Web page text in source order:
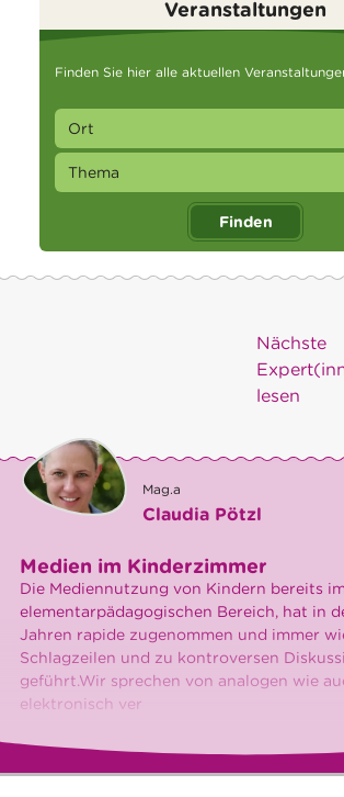
Veranstaltungen
Finden Sie hier alle aktuellen
Finden
Nächste
lesen
Mag.a
Claudia Pötzl
Medien im Kinderzimmer
Die Mediennutzung von Kindern bereits
elementarpädagogischen Bereich, hat in
Jahren rapide zugenommen und immer
Schlagzeilen und zu kontroversen
geführt.Wir sprechen von analogen wie
elektronisch ver